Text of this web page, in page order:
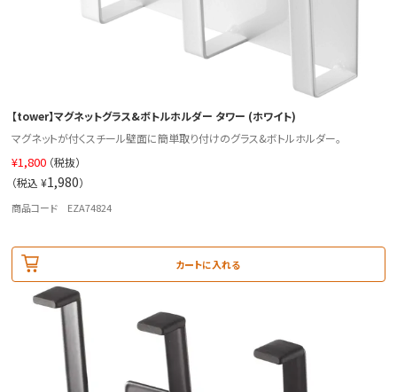
【tower】マグネットグラス&ボトルホルダー タワー (ホワイト)
マグネットが付くスチール壁面に簡単取り付けのグラス&ボトルホルダー。
¥1,800 （税抜）
（税込 ¥1,980）
商品コード EZA74824
カートに入れる